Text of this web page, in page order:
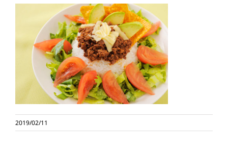
2019/02/11